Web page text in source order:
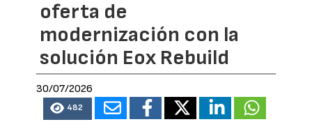
oferta de
modernización con la
solución Eox Rebuild
30/07/2026
482